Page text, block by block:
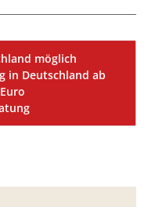
möglich
in Deutschland ab